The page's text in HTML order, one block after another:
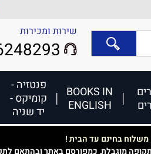
שירות ומכירות
BOOKS IN
ENGLISH
פנטזיה -
קומיקס -
יד שניה
משלוח בחינם עד הבית !
מוגבלת, כמפורסם באתר ובהתאם